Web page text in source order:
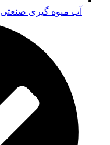
آب میوه گیری صنعتی